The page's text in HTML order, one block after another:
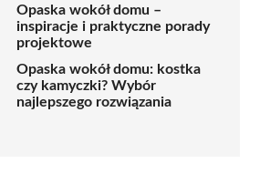
Opaska wokół domu –
inspiracje i praktyczne porady
projektowe
Opaska wokół domu: kostka
czy kamyczki? Wybór
najlepszego rozwiązania